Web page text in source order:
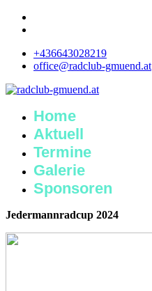
+436643028219
office@radclub-gmuend.at
Home
Aktuell
Termine
Galerie
Sponsoren
Jedermannradcup 2024